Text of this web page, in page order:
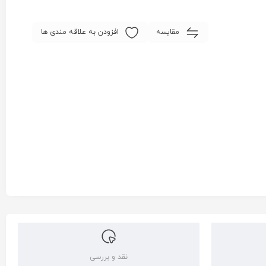
مقایسه افزودن به علاقه مندی ها
نقد و بررسی